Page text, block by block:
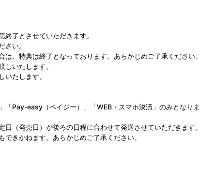
了とさせていただきます。
い。
、特典は終了となっております。あらかじめご了承ください。
いたします。
たします。
Pay-easy（ペイジー）」「WEB・スマホ決済」のみとなりま
（発売日）が後ろの日程に合わせて発送させていただきます。
きかねます。あらかじめご了承ください。